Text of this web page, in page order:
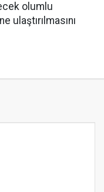
olumlu
ulaştırılmasını